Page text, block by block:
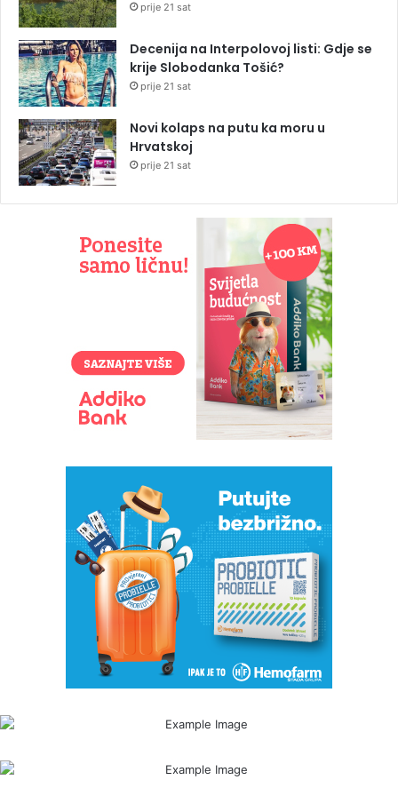
prije 21 sat
Decenija na Interpolovoj listi: Gdje se
krije Slobodanka Tošić?
prije 21 sat
Novi kolaps na putu ka moru u
Hrvatskoj
prije 21 sat